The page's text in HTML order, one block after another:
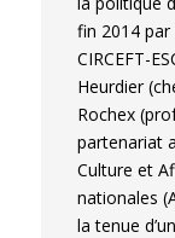
fin 2014
CIRCEFT-
Heurdier
Rochex
partenariat
Culture et
nationales
la tenue